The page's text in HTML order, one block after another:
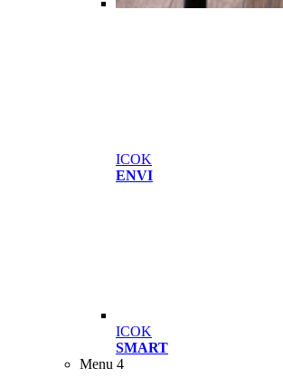
ICOK
ENVI
ICOK
SMART
Menu 4